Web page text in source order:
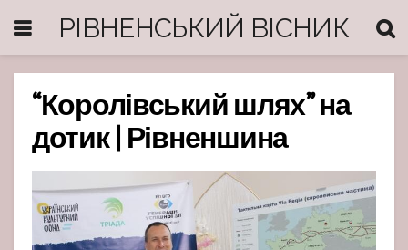
РІВНЕНСЬКИЙ ВІСНИК
“Королівський шлях” на
дотик | Рівненшина